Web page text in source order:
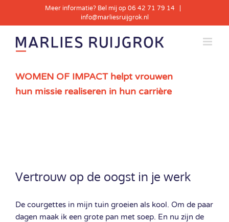
Meer informatie? Bel mij op 06 42 71 79 14
info@marliesruijgrok.nl
WOMEN OF IMPACT helpt vrouwen
hun missie realiseren in hun carrière
Larger
Image
Vertrouw op de oogst in je werk
De courgettes in mijn tuin groeien als kool. Om de paar
dagen maak ik een grote pan met soep. En nu zijn de